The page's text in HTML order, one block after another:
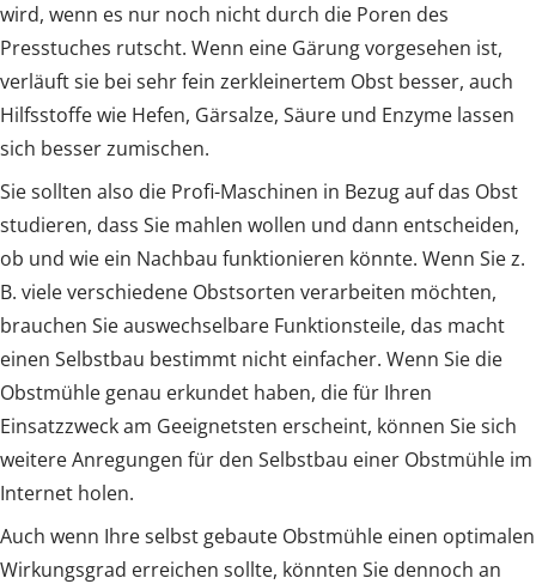
wird, wenn es nur noch nicht durch die Poren des
Presstuches rutscht. Wenn eine Gärung vorgesehen ist,
verläuft sie bei sehr fein zerkleinertem Obst besser, auch
Hilfsstoffe wie Hefen, Gärsalze, Säure und Enzyme lassen
sich besser zumischen.
Sie sollten also die Profi-Maschinen in Bezug auf das Obst
studieren, dass Sie mahlen wollen und dann entscheiden,
ob und wie ein Nachbau funktionieren könnte. Wenn Sie z.
B. viele verschiedene Obstsorten verarbeiten möchten,
brauchen Sie auswechselbare Funktionsteile, das macht
einen Selbstbau bestimmt nicht einfacher. Wenn Sie die
Obstmühle genau erkundet haben, die für Ihren
Einsatzzweck am Geeignetsten erscheint, können Sie sich
weitere Anregungen für den Selbstbau einer Obstmühle im
Internet holen.
Auch wenn Ihre selbst gebaute Obstmühle einen optimalen
Wirkungsgrad erreichen sollte, könnten Sie dennoch an